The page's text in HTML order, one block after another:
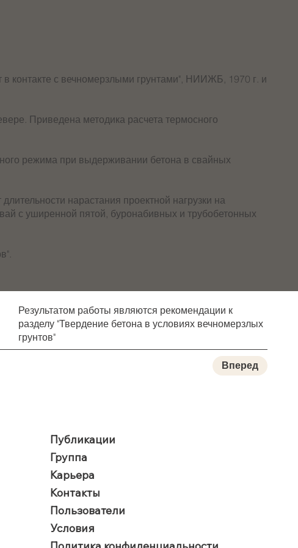
контакте с вечномерзлыми грунтами", НИИЖБ, 1970 г. и
Приведена методика расчета термосного
режима при выдерживании бетона в свайных
нарастания проектной нагрузки на
с уширенной пятой, буронабивных и трубобетонных
Результатом работы являются рекомендации к
разделу "Твердение бетона в условиях вечномерзлых
грунтов"
Вперед
Публикации
Группа
Карьера
Контакты
Пользователи
​Условия